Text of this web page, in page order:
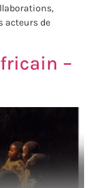
acteurs de
–